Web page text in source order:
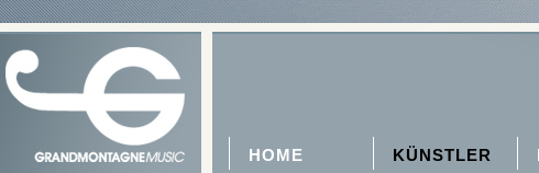
HOME KÜNSTLER